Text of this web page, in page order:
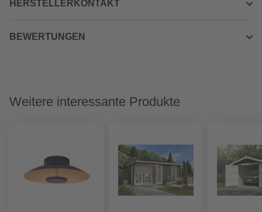
HERSTELLERKONTAKT
BEWERTUNGEN
Weitere interessante Produkte